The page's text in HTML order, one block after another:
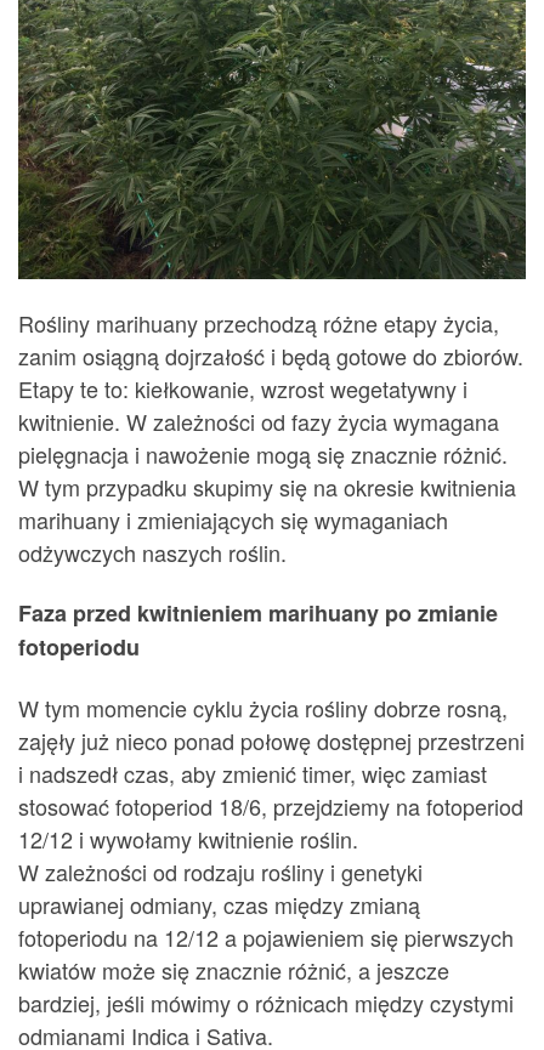
Rośliny marihuany przechodzą różne etapy życia,
zanim osiągną dojrzałość i będą gotowe do zbiorów.
Etapy te to: kiełkowanie, wzrost wegetatywny i
kwitnienie. W zależności od fazy życia wymagana
pielęgnacja i nawożenie mogą się znacznie różnić.
W tym przypadku skupimy się na okresie kwitnienia
marihuany i zmieniających się wymaganiach
odżywczych naszych roślin.
Faza przed kwitnieniem marihuany po zmianie
fotoperiodu
W tym momencie cyklu życia rośliny dobrze rosną,
zajęły już nieco ponad połowę dostępnej przestrzeni
i nadszedł czas, aby zmienić timer, więc zamiast
stosować fotoperiod 18/6, przejdziemy na fotoperiod
12/12 i wywołamy kwitnienie roślin.
W zależności od rodzaju rośliny i genetyki
uprawianej odmiany, czas między zmianą
fotoperiodu na 12/12 a pojawieniem się pierwszych
kwiatów może się znacznie różnić, a jeszcze
bardziej, jeśli mówimy o różnicach między czystymi
odmianami Indica i Sativa.